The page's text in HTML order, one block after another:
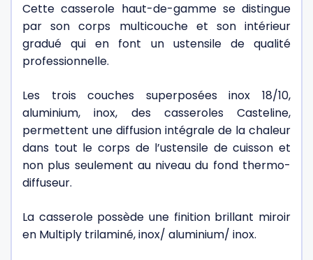
Cette casserole haut-de-gamme se distingue
par son corps multicouche et son intérieur
gradué qui en font un ustensile de qualité
professionnelle.
Les trois couches superposées inox 18/10,
aluminium, inox, des casseroles Casteline,
permettent une diffusion intégrale de la chaleur
dans tout le corps de l’ustensile de cuisson et
non plus seulement au niveau du fond thermo-
diffuseur.
La casserole possède une finition brillant miroir
en Multiply trilaminé, inox/ aluminium/ inox.